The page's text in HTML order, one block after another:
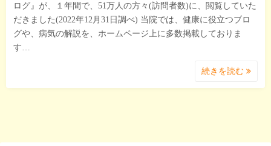
ログ』が、１年間で、51万人の方々(訪問者数)に、閲覧していた
だきました(2022年12月31日調べ) 当院では、健康に役立つブロ
グや、病気の解説を、ホームページ上に多数掲載しておりま
す…
続きを読む